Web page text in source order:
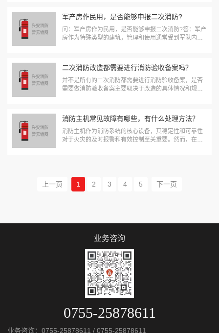
方米造价一般在100-200元左右。...
军产房作民用，是否能够申报二次消防?
问：军产房作为民用，是否能够申报二次消防?答：军产
房作为特殊类型的建筑，管理和使用通常受到军队内部
筑使用并申报二次消防时，可能会面临一些...
二次消防改造都需要进行消防验收备案吗？
并不是所有的二次消防都需要进行消防验收备案，是否
需要做消防验收备案主要取决于改造的具体情况和规
常需要进行消防验收或消防...
消防主机常见故障有哪些，有什么处理方法？
消防主机作为消防系统的核心设备，其稳定性和可靠性
对于火灾的及时报警和有效控制至关重要。然而，在实
上一页 1 2 3 4 5 下一页
业务咨询
0755-25878611
业务咨询： 0755-25878611 / 0755-25878611